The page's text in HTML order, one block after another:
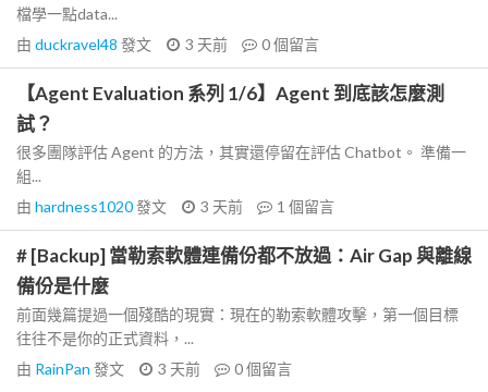
檔學一點data...
由 duckravel48 發文 3 天前 0個留言
【Agent Evaluation 系列 1/6】Agent 到底該怎麼測
試？
很多團隊評估 Agent 的方法，其實還停留在評估 Chatbot。 準備一
組...
由 hardness1020發文 3 天前 1 個留言
# [Backup] 當勒索軟體連備份都不放過：Air Gap 與離線
備份是什麼
前面幾篇提過一個殘酷的現實：現在的勒索軟體攻擊，第一個目標
往往不是你的正式資料，...
由 RainPan 發文 3 天前 0個留言